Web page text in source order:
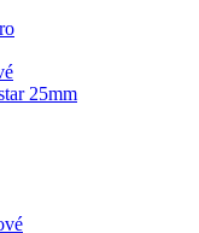
25mm